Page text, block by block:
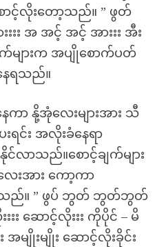
င့်လိုးတော့သည်။ ” ဖွတ်
းး အ အင့် အင့် အားးး အီး
က်များက အပျိုစောက်ပတ်
ေရသည်။
ာ နို့အုံလေးများအား သီ
ရင်း အလိုးခံနေရာ
လာသည်။စောင့်ချက်များ
းအား ကော့ကာ
ာ့သည်။ ” ဖွပ် ဘွတ် ဘွတ်ဘွတ်
းးး ဆောင့်လိုးးး ကိုပိုင် – မိ
အမျိုးမျိုး ဆောင့်လိုးခိုင်း